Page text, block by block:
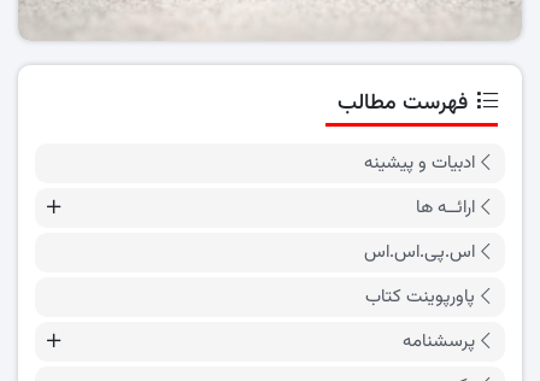
فهرست مطالب
ادبیات و پیشینه
ارائــه ها
اس.پی.اس.اس
پاورپوینت کتاب
پرسشنامه